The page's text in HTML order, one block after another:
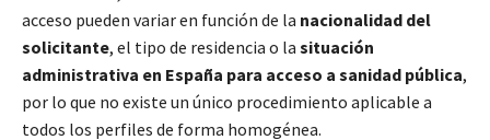
acceso pueden variar en función de la nacionalidad del
solicitante, el tipo de residencia o la situación
administrativa en España para acceso a sanidad pública,
por lo que no existe un único procedimiento aplicable a
todos los perfiles de forma homogénea.